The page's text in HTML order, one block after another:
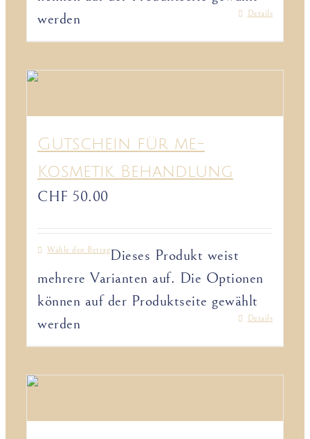
werden
Details
Gutschein für me-
Kosmetik Behandlung
CHF 50.00
Wähle den BetragDieses Produkt weist
mehrere Varianten auf. Die Optionen
können auf der Produktseite gewählt
werden
Details